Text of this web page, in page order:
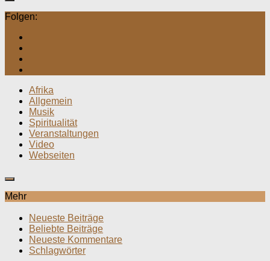
Folgen:
Afrika
Allgemein
Musik
Spiritualität
Veranstaltungen
Video
Webseiten
Mehr
Neueste Beiträge
Beliebte Beiträge
Neueste Kommentare
Schlagwörter